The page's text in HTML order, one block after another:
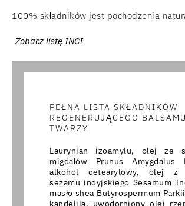
100% składników jest pochodzenia
Zobacz listę INCI
PEŁNA LISTA SKŁADNIKÓW
REGENERUJĄCEGO
TWARZY
Laurynian izoamylu, olej ze
migdałów Prunus Amygdalus
alkohol cetearylowy, olej z
sezamu indyjskiego Sesamum
masło shea Butyrospermum
kandelila, uwodorniony olej